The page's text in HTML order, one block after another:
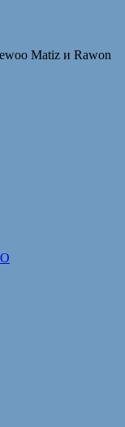
Matiz и Rawon